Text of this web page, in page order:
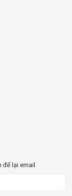
để lại email